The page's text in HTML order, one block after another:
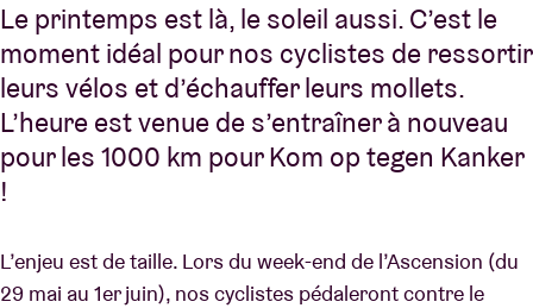
Le printemps est là, le soleil aussi. C’est le
moment idéal pour nos cyclistes de ressortir
leurs vélos et d’échauffer leurs mollets.
L’heure est venue de s’entraîner à nouveau
pour les 1000 km pour Kom op tegen Kanker
!
L’enjeu est de taille. Lors du week-end de l’Ascension (du
29 mai au 1er juin), nos cyclistes pédaleront contre le